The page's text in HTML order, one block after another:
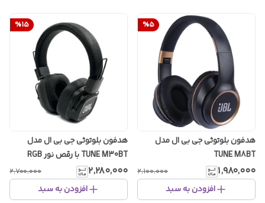
%5
هدفون بلوتوثی جی بی ال مدل
TUNE M8BT
۱٬۹۸۰٬۰۰۰ ۲٬۱۰۰٬۰۰۰
افزودن به سبد
%15
هدفون بلوتوثی جی بی ال مدل
TUNE M30BT با رقص نور RGB
۲٬۲۸۰٬۰۰۰ ۲٬۷۰۰٬۰۰۰
افزودن به سبد